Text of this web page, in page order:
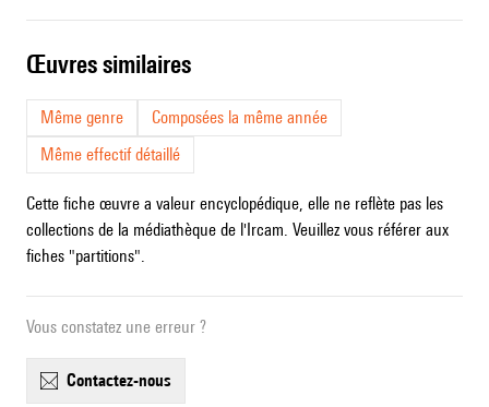
œuvres similaires
Même genre
Composées la même année
Même effectif détaillé
Cette fiche œuvre a valeur encyclopédique, elle ne reflète pas les
collections de la médiathèque de l'Ircam. Veuillez vous référer aux
fiches "partitions".
Vous constatez une erreur ?
contactez-nous